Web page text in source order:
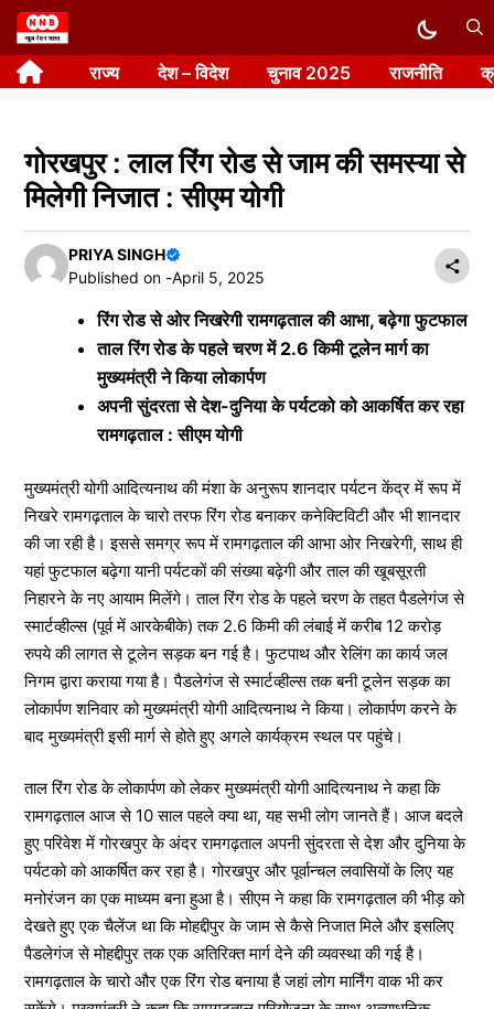
Skip
to
content राज्य देश – विदेश चुनाव 2025 राजनीति
गोरखपुर : लाल रिंग रोड से जाम की समस्या से
मिलेगी निजात : सीएम योगी
PRIYA SINGH
Published on -April 5, 2025
रिंग रोड से ओर निखरेगी रामगढ़ताल की आभा, बढ़ेगा फुटफाल
ताल रिंग रोड के पहले चरण में 2.6 किमी टूलेन मार्ग का
मुख्यमंत्री ने किया लोकार्पण
अपनी सुंदरता से देश-दुनिया के पर्यटको को आकर्षित कर रहा
रामगढ़ताल : सीएम योगी
मुख्यमंत्री योगी आदित्यनाथ की मंशा के अनुरूप शानदार पर्यटन केंद्र में रूप में
निखरे रामगढ़ताल के चारो तरफ रिंग रोड बनाकर कनेक्टिविटी और भी शानदार
की जा रही है। इससे समग्र रूप में रामगढ़ताल की आभा ओर निखरेगी, साथ ही
यहां फुटफाल बढ़ेगा यानी पर्यटकों की संख्या बढ़ेगी और ताल की खूबसूरती
निहारने के नए आयाम मिलेंगे। ताल रिंग रोड के पहले चरण के तहत पैडलेगंज से
स्मार्टव्हील्स (पूर्व में आरकेबीके) तक 2.6 किमी की लंबाई में करीब 12 करोड़
रुपये की लागत से टूलेन सड़क बन गई है। फुटपाथ और रेलिंग का कार्य जल
निगम द्वारा कराया गया है। पैडलेगंज से स्मार्टव्हील्स तक बनी टूलेन सड़क का
लोकार्पण शनिवार को मुख्यमंत्री योगी आदित्यनाथ ने किया। लोकार्पण करने के
बाद मुख्यमंत्री इसी मार्ग से होते हुए अगले कार्यक्रम स्थल पर पहुंचे।
ताल रिंग रोड के लोकार्पण को लेकर मुख्यमंत्री योगी आदित्यनाथ ने कहा कि
रामगढ़ताल आज से 10 साल पहले क्या था, यह सभी लोग जानते हैं। आज बदले
हुए परिवेश में गोरखपुर के अंदर रामगढ़ताल अपनी सुंदरता से देश और दुनिया के
पर्यटको को आकर्षित कर रहा है। गोरखपुर और पूर्वान्चल लवासियों के लिए यह
मनोरंजन का एक माध्यम बना हुआ है। सीएम ने कहा कि रामगढ़ताल की भीड़ को
देखते हुए एक चैलेंज था कि मोहद्दीपुर के जाम से कैसे निजात मिले और इसलिए
पैडलेगंज से मोहद्दीपुर तक एक अतिरिक्त मार्ग देने की व्यवस्था की गई है।
रामगढ़ताल के चारो और एक रिंग रोड बनाया है जहां लोग मार्निंग वाक भी कर